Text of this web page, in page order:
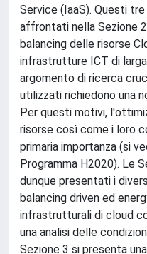
Service (IaaS). Questi
affrontati nella Sezione
balancing delle risorse
infrastrutture ICT di
argomento di ricerca
utilizzati richiedono una
Per questi motivi,
risorse così come i loro
primaria importanza (si
Programma H2020). Le
dunque presentati i
balancing driven ed
infrastrutturali di cloud
una analisi delle
Sezione 3 si presenta